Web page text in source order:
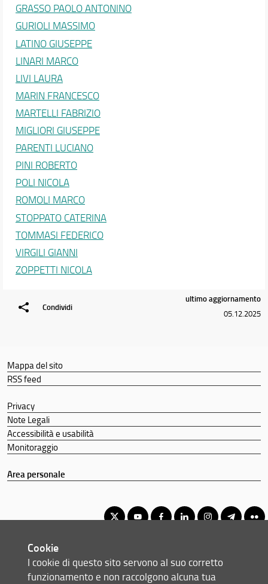
GRASSO PAOLO ANTONINO
GURIOLI MASSIMO
LATINO GIUSEPPE
LINARI MARCO
LIVI LAURA
MARIN FRANCESCO
MARTELLI FABRIZIO
MIGLIORI GIUSEPPE
PARENTI LUCIANO
PINI ROBERTO
POLI NICOLA
ROMOLI MARCO
STOPPATO CATERINA
TOMMASI FEDERICO
VIRGILI GIANNI
ZOPPETTI NICOLA
Condividi
ultimo aggiornamento
05.12.2025
Mappa del sito
RSS feed
Privacy
Note Legali
Accessibilità e usabilità
Monitoraggio
Area personale
© Copyright 2012-2026 Università degli Studi di Firenze UNIFI
Cookie
I cookie di questo sito servono al suo corretto
funzionamento e non raccolgono alcuna tua